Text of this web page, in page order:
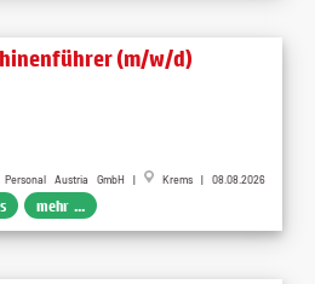
(m/w/d)
Personal Austria GmbH | Krems | 08.08.2026
mehr ...